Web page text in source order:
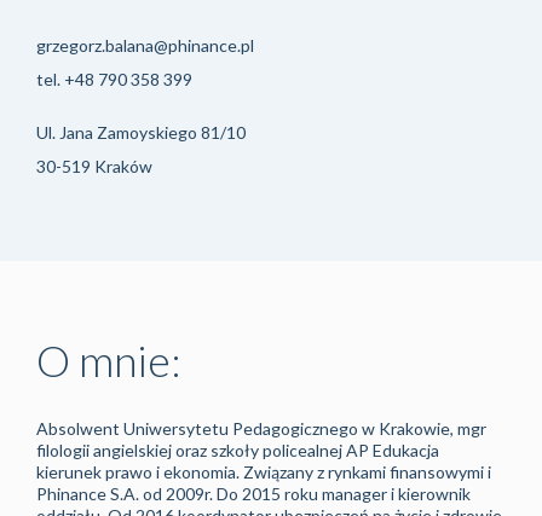
grzegorz.balana@phinance.pl
tel. +48 790 358 399
Ul. Jana Zamoyskiego 81/10
30-519 Kraków
O mnie:
Absolwent Uniwersytetu Pedagogicznego w Krakowie, mgr
filologii angielskiej oraz szkoły policealnej AP Edukacja
kierunek prawo i ekonomia. Związany z rynkami finansowymi i
Phinance S.A. od 2009r. Do 2015 roku manager i kierownik